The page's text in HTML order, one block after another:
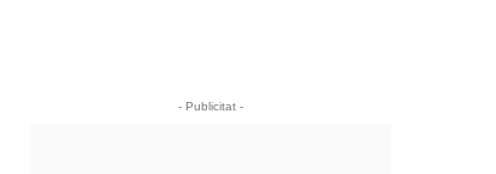
- Publicitat -